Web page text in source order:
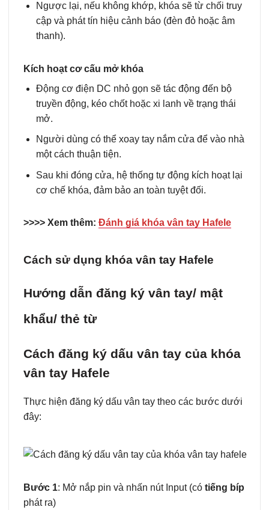
Ngược lại, nếu không khớp, khóa sẽ từ chối truy
cập và phát tín hiệu cảnh báo (đèn đỏ hoặc âm
thanh).
Kích hoạt cơ cấu mở khóa
Động cơ điện DC nhỏ gọn sẽ tác động đến bộ
truyền động, kéo chốt hoặc xi lanh về trạng thái
mở.
Người dùng có thể xoay tay nắm cửa để vào nhà
một cách thuận tiện.
Sau khi đóng cửa, hệ thống tự động kích hoạt lại
cơ chế khóa, đảm bảo an toàn tuyệt đối.
>>>> Xem thêm: Đánh giá khóa vân tay Hafele
Cách sử dụng khóa vân tay Hafele
Hướng dẫn đăng ký vân tay/ mật
khẩu/ thẻ từ
Cách đăng ký dấu vân tay của khóa
vân tay Hafele
Thực hiện đăng ký dấu vân tay theo các bước dưới
đây:
Bước 1: Mở nắp pin và nhấn nút Input (có tiếng bíp
phát ra)